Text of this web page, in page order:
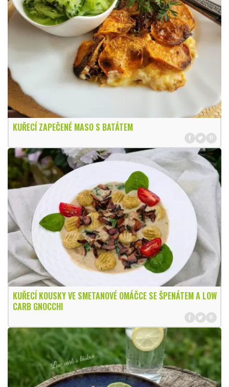
KUŘECÍ ZAPEČENÉ MASO S BATÁTEM
KUŘECÍ KOUSKY VE SMETANOVÉ OMÁČCE SE ŠPENÁTEM A LOW
CARB GNOCCHI